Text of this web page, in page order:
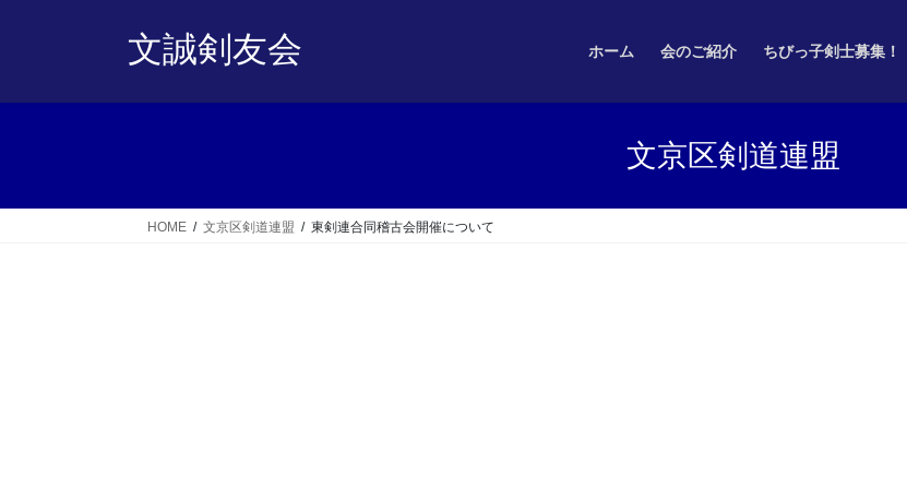
文誠剣友会 ホーム 会のご紹介 ちびっ子剣士募集！
文京区剣道連盟
HOME 文京区剣道連盟 東剣連合同稽古会開催について